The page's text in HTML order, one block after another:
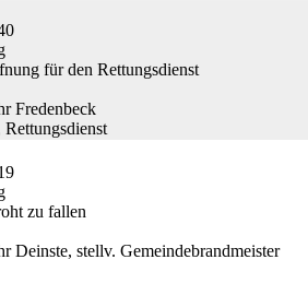
für den Rettungsdienst
Fredenbeck
zu fallen
Deinste, stellv. Gemeindebrandmeister